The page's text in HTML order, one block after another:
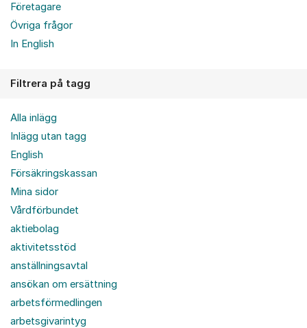
Företagare
Övriga frågor
In English
Filtrera på tagg
Alla inlägg
Inlägg utan tagg
English
Försäkringskassan
Mina sidor
Vårdförbundet
aktiebolag
aktivitetsstöd
anställningsavtal
ansökan om ersättning
arbetsförmedlingen
arbetsgivarintyg